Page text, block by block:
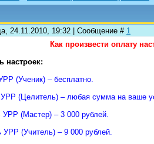
24.11.2010, 19:32 | Сообщение # 1
Как произвести оплату
настроек:
(Ученик) – бесплатно.
УРР (Целитель) – любая сумма на ваше
УРР (Мастер) – 3 000 рублей.
УРР (Учитель) – 9 000 рублей.